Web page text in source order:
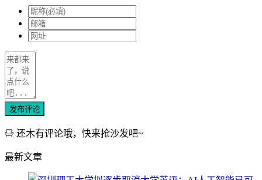
发布评论
还木有评论哦，快来抢沙发吧~
最新文章